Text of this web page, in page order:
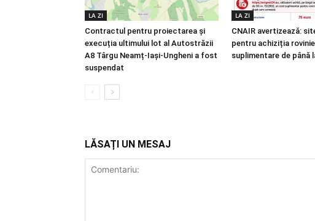
LA ZI
Contractul pentru proiectarea și
execuția ultimului lot al Autostrăzii
A8 Târgu Neamț-Iași-Ungheni a fost
suspendat
LA ZI
CNAIR avertizează:
pentru achiziția
suplimentare de până
LĂSAȚI UN MESAJ